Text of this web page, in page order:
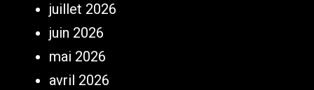
juillet 2026
juin 2026
mai 2026
avril 2026